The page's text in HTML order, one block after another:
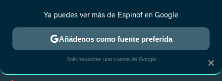
MENÚ NUEVO
ESTRENOS REALITY ANIME RANKINGS CINE ×
Ya puedes ver más de Espinof en Google
Añádenos como fuente preferida
Solo necesitas una cuenta de Google